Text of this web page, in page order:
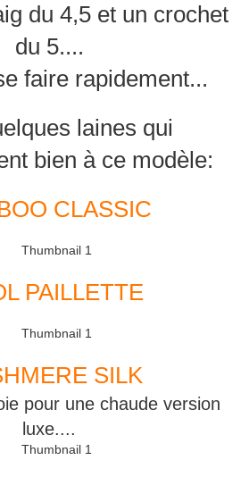
du 4,5 et un crochet
du 5....
faire rapidement...
laines qui
bien à ce modèle:
CLASSIC
PAILLETTE
SILK
pour une chaude version
luxe....